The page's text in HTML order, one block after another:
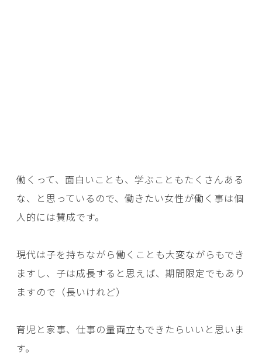
働くって、面白いことも、学ぶこともたくさんある
な、と思っているので、働きたい女性が働く事は個
人的には賛成です。
現代は子を持ちながら働くことも大変ながらもでき
ますし、子は成長すると思えば、期間限定でもあり
ますので（長いけれど）
育児と家事、仕事の量両立もできたらいいと思いま
す。